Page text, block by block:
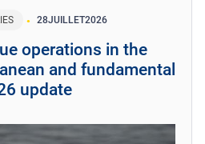
28JUILLET2026
operations in the
and fundamental
update